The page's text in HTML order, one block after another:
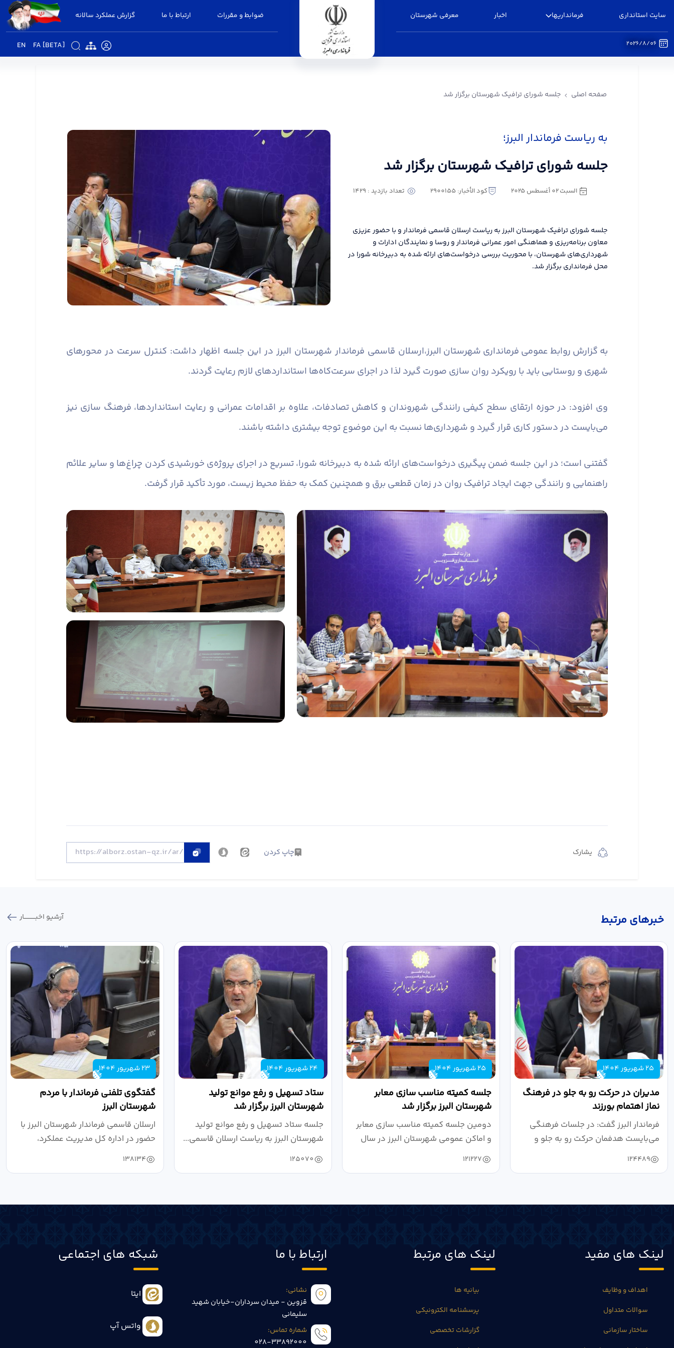
سایت استانداری فرمانداریها اخبار معرفی شهرستان ضوابط و مقررات ارتباط با ما گزارش عملکرد سالانه
FA [BETA]
EN 2026/8/06
صفحه اصلی جلسه شورای ترافیک شهرستان برگزار شد
به ریاست فرماندار البرز؛
جلسه شورای ترافیک شهرستان برگزار شد
السبت ٠٢ أغسطس ٢٠٢٥ كود الأخبار: 2900155 تعداد بازدید : 1429
جلسه شورای ترافیک شهرستان البرز به ریاست ارسلان قاسمی فرماندار و با حضور عزیزی
معاون برنامه‌ریزی و هماهنگی امور عمرانی فرماندار و روسا و نمایندگان ادارات و
شهرداری‌های شهرستان، با محوریت بررسی درخواست‌های ارائه شده به دبیرخانه شورا در
محل فرمانداری برگزار شد.
به گزارش روابط عمومی فرمانداری شهرستان البرز،ارسلان قاسمی فرماندار شهرستان البرز در این جلسه اظهار داشت: کنترل سرعت در محورهای
شهری و روستایی باید با رویکرد روان سازی صورت گیرد لذا در اجرای سرعت‌کاه‌ها استانداردهای لازم رعایت گردند.
وی افزود: در حوزه ارتقای سطح کیفی رانندگی شهروندان و کاهش تصادفات، علاوه بر اقدامات عمرانی و رعایت استانداردها، فرهنگ سازی نیز
می‌بایست در دستور کاری قرار گیرد و شهرداری‌ها نسبت به این موضوع توجه بیشتری داشته باشند.
گفتنی است؛ در این جلسه ضمن پیگیری درخواست‌های ارائه شده به دبیرخانه شورا، تسریع در اجرای پروژه‌ی خورشیدی کردن چراغ‌ها و سایر علائم
راهنمایی و رانندگی جهت ایجاد ترافیک روان در زمان قطعی برق و همچنین کمک به حفظ محیط زیست، مورد تأکید قرار گرفت.
يشارك چاپ کردن
خبر‌های مرتبط آرشیو اخبـــــــــــار
25 شهریور 1404
مدیران در حرکت رو به جلو در فرهنگ
نماز اهتمام بورزند
فرماندار البرز گفت: در جلسات فرهنگی
می‌بایست هدفمان حرکت رو به جلو و
دستیابی...
124489
25 شهریور 1404
جلسه کمیته مناسب سازی معابر
شهرستان البرز برگزار شد
دومین جلسه کمیته مناسب سازی معابر
و اماکن عمومی شهرستان البرز در سال
۱۴۰۴ به...
121227
24 شهریور 1404
ستاد تسهیل و رفع موانع تولید
شهرستان البرز برگزار شد
جلسه ستاد تسهیل و رفع موانع تولید
شهرستان البرز به ریاست ارسلان قاسمی...
125070
23 شهریور 1404
گفتگوی تلفنی فرماندار با مردم
شهرستان البرز
ارسلان قاسمی فرماندار شهرستان البرز با
حضور در اداره کل مدیریت عملکرد،
بازرسی...
138134
لینک های مفید
اهداف و وظایف
سوالات متداول
ساختار سازمانی
لینک های مرتبط
بیانیه ها
پرسشنامه الکترونیکی
گزارشات تخصصی
ارتباط با ما
نشانی:
قزوین - میدان سرداران-خیابان شهید
سلیمانی
شماره تماس:
028-33892000
شبکه های اجتماعی
ایتا
واتس آپ